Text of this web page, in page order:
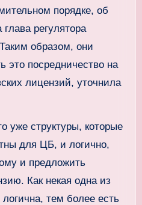
порядке, об
регулятора
образом, они
это посредничество на
лицензий, уточнила
уже структуры, которые
для ЦБ, и логично,
и предложить
Как некая одна из
тем более есть